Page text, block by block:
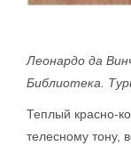
Леонардо да
Библиотека.
Теплый красно-
телесному тону,